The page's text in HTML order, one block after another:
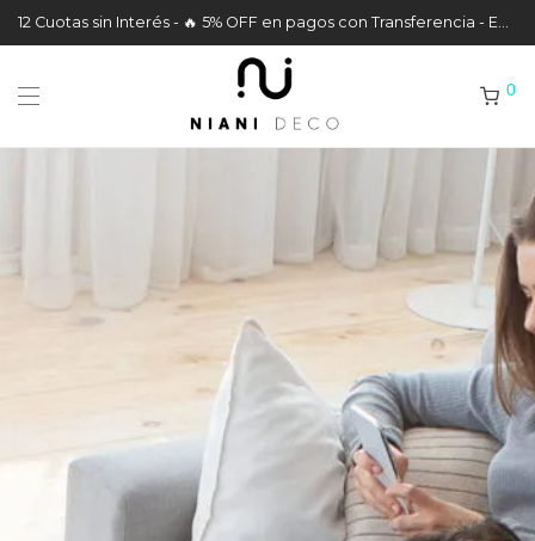
12 Cuotas sin Interés - 🔥 5% OFF en pagos con Transferencia - Envíos a todo el País
0